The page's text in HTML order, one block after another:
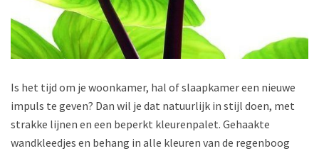
Is het tijd om je woonkamer, hal of slaapkamer een nieuwe
impuls te geven? Dan wil je dat natuurlijk in stijl doen, met
strakke lijnen en een beperkt kleurenpalet. Gehaakte
wandkleedjes en behang in alle kleuren van de regenboog